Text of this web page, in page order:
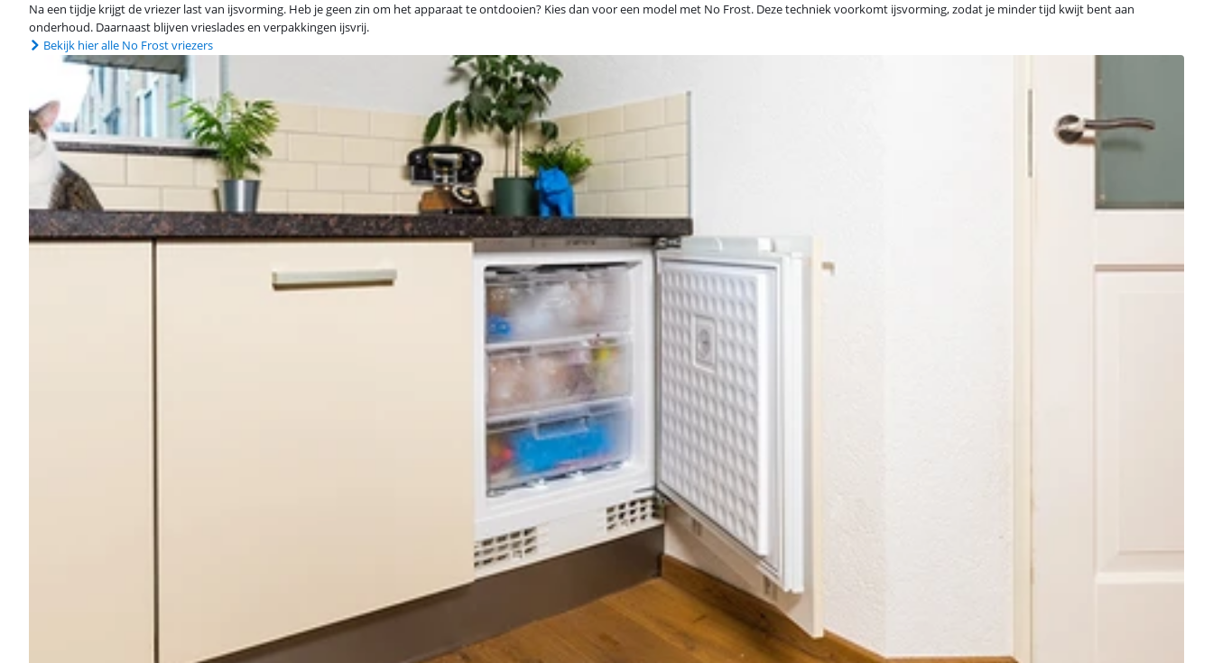
Na een tijdje krijgt de vriezer last van ijsvorming. Heb je geen zin om het apparaat te ontdooien? Kies dan voor een model met No Frost. Deze techniek voorkomt ijsvorming, zodat je minder tijd kwijt bent aan
onderhoud. Daarnaast blijven vrieslades en verpakkingen ijsvrij.
Bekijk hier alle No Frost vriezers